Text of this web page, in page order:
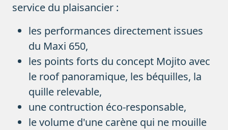
service du plaisancier :
les performances directement issues
du Maxi 650,
les points forts du concept Mojito avec
le roof panoramique, les béquilles, la
quille relevable,
une contruction éco-responsable,
le volume d'une carène qui ne mouille